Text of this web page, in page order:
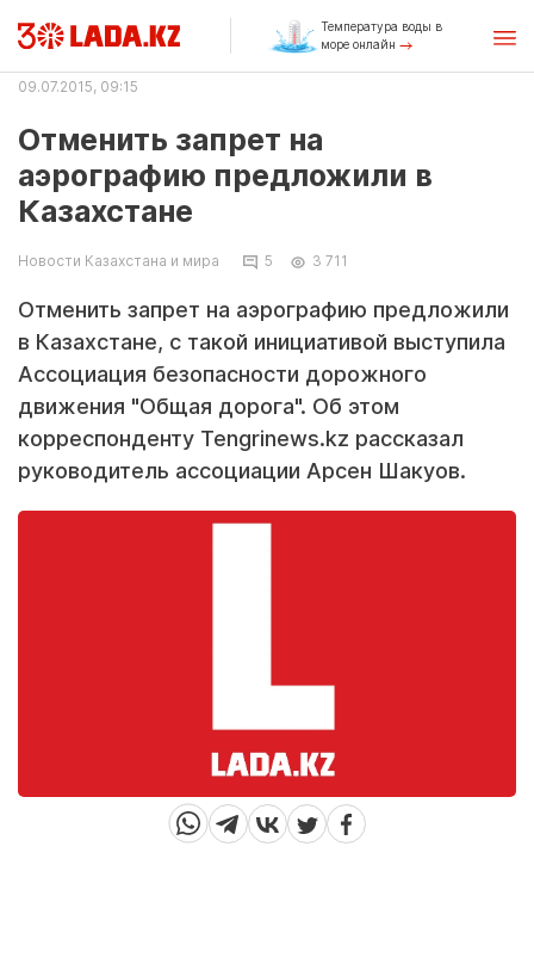
Температура воды в
море онлайн
09.07.2015, 09:15
Отменить запрет на
аэрографию предложили в
Казахстане
Новости Казахстана и мира 5 3 711
Отменить запрет на аэрографию предложили
в Казахстане, с такой инициативой выступила
Ассоциация безопасности дорожного
движения "Общая дорога". Об этом
корреспонденту Tengrinews.kz рассказал
руководитель ассоциации Арсен Шакуов.